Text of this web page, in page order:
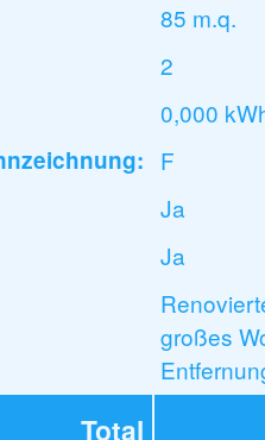
85 m.q.
2
0,000
F
Ja
Ja
großes
Total